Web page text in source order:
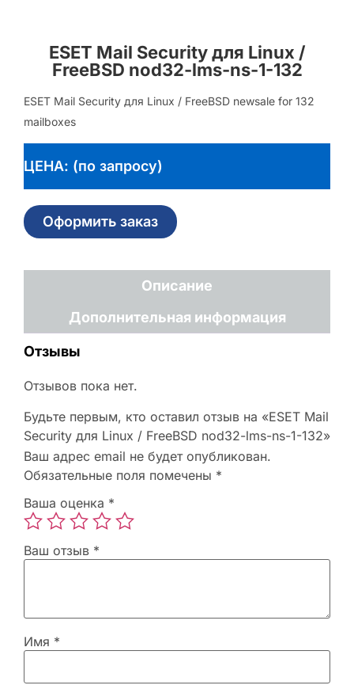
ESET Mail Security для Linux /
FreeBSD nod32-lms-ns-1-132
ESET Mail Security для Linux / FreeBSD newsale for 132
mailboxes
ЦЕНА: (по запросу)
Оформить заказ
Описание
Дополнительная информация
Отзывы
Отзывов пока нет.
Будьте первым, кто оставил отзыв на «ESET Mail
Security для Linux / FreeBSD nod32-lms-ns-1-132»
Ваш адрес email не будет опубликован.
Обязательные поля помечены *
Ваша оценка *
Ваш отзыв *
Имя *